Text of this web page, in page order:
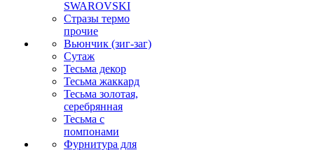
SWAROVSKI
Стразы термо
прочие
Вьюнчик (зиг-заг)
Сутаж
Тесьма декор
Тесьма жаккард
Тесьма золотая,
серебрянная
Тесьма с
помпонами
Фурнитура для